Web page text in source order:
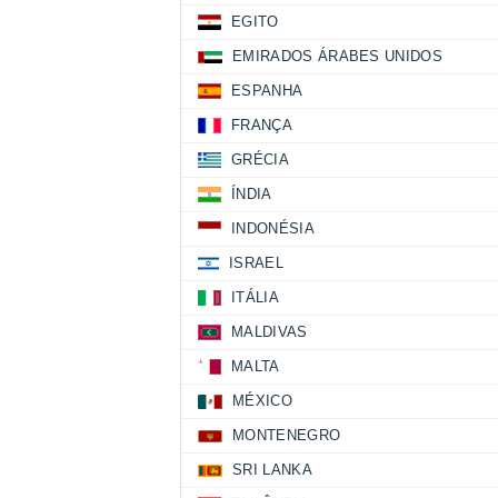
EGITO
EMIRADOS ÁRABES UNIDOS
ESPANHA
FRANÇA
GRÉCIA
ÍNDIA
INDONÉSIA
ISRAEL
ITÁLIA
MALDIVAS
MALTA
MÉXICO
MONTENEGRO
SRI LANKA